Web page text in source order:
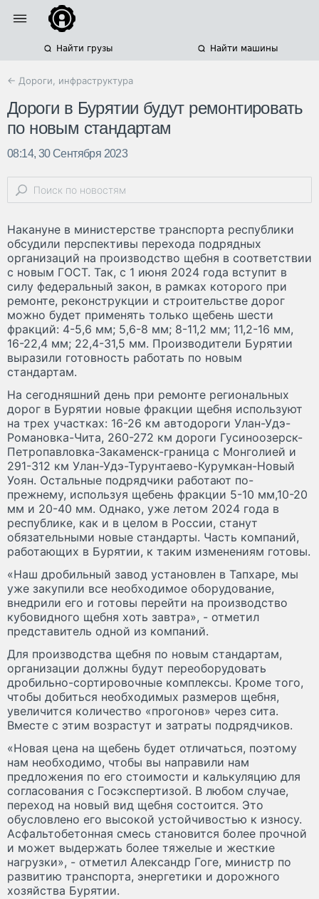
Найти грузы Найти машины
← Дороги, инфраструктура
Дороги в Бурятии будут ремонтировать
по новым стандартам
08:14, 30 Сентября 2023
Накануне в министерстве транспорта республики
обсудили перспективы перехода подрядных
организаций на производство щебня в соответствии
с новым ГОСТ. Так, с 1 июня 2024 года вступит в
силу федеральный закон, в рамках которого при
ремонте, реконструкции и строительстве дорог
можно будет применять только щебень шести
фракций: 4-5,6 мм; 5,6-8 мм; 8-11,2 мм; 11,2-16 мм,
16-22,4 мм; 22,4-31,5 мм. Производители Бурятии
выразили готовность работать по новым
стандартам.
На сегодняшний день при ремонте региональных
дорог в Бурятии новые фракции щебня используют
на трех участках: 16-26 км автодороги Улан-Удэ-
Романовка-Чита, 260-272 км дороги Гусиноозерск-
Петропавловка-Закаменск-граница с Монголией и
291-312 км Улан-Удэ-Турунтаево-Курумкан-Новый
Уоян. Остальные подрядчики работают по-
прежнему, используя щебень фракции 5-10 мм,10-20
мм и 20-40 мм. Однако, уже летом 2024 года в
республике, как и в целом в России, станут
обязательными новые стандарты. Часть компаний,
работающих в Бурятии, к таким изменениям готовы.
«Наш дробильный завод установлен в Тапхаре, мы
уже закупили все необходимое оборудование,
внедрили его и готовы перейти на производство
кубовидного щебня хоть завтра», - отметил
представитель одной из компаний.
Для производства щебня по новым стандартам,
организации должны будут переоборудовать
дробильно-сортировочные комплексы. Кроме того,
чтобы добиться необходимых размеров щебня,
увеличится количество «прогонов» через сита.
Вместе с этим возрастут и затраты подрядчиков.
«Новая цена на щебень будет отличаться, поэтому
нам необходимо, чтобы вы направили нам
предложения по его стоимости и калькуляцию для
согласования с Госэкспертизой. В любом случае,
переход на новый вид щебня состоится. Это
обусловлено его высокой устойчивостью к износу.
Асфальтобетонная смесь становится более прочной
и может выдержать более тяжелые и жесткие
нагрузки», - отметил Александр Гоге, министр по
развитию транспорта, энергетики и дорожного
хозяйства Бурятии.